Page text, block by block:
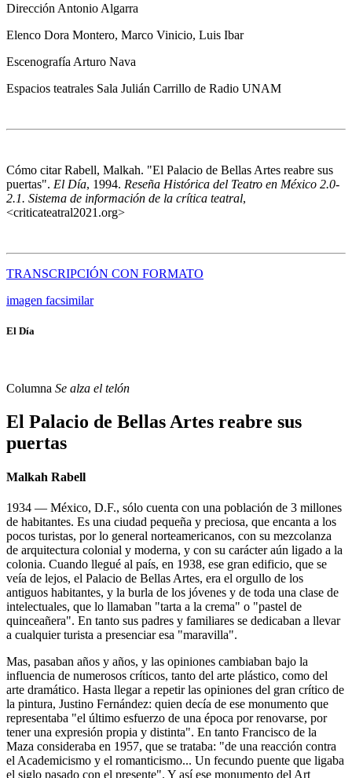
Dirección Antonio Algarra
Elenco Dora Montero, Marco Vinicio, Luis Ibar
Escenografía Arturo Nava
Espacios teatrales Sala Julián Carrillo de Radio UNAM
Cómo citarRabell, Malkah. "El Palacio de Bellas Artes reabre sus
puertas". El Día, 1994. Reseña Histórica del Teatro en México 2.0-
2.1. Sistema de información de la crítica teatral,
<criticateatral2021.org>
TRANSCRIPCIÓN CON FORMATO
imagen facsimilar
El Día
Columna Se alza el telón
El Palacio de Bellas Artes reabre sus
puertas
Malkah Rabell
1934 — México, D.F., sólo cuenta con una población de 3 millones
de habitantes. Es una ciudad pequeña y preciosa, que encanta a los
pocos turistas, por lo general norteamericanos, con su mezcolanza
de arquitectura colonial y moderna, y con su carácter aún ligado a la
colonia. Cuando llegué al país, en 1938, ese gran edificio, que se
veía de lejos, el Palacio de Bellas Artes, era el orgullo de los
antiguos habitantes, y la burla de los jóvenes y de toda una clase de
intelectuales, que lo llamaban "tarta a la crema" o "pastel de
quinceañera". En tanto sus padres y familiares se dedicaban a llevar
a cualquier turista a presenciar esa "maravilla".
Mas, pasaban años y años, y las opiniones cambiaban bajo la
influencia de numerosos críticos, tanto del arte plástico, como del
arte dramático. Hasta llegar a repetir las opiniones del gran crítico de
la pintura, Justino Fernández: quien decía de ese monumento que
representaba "el último esfuerzo de una época por renovarse, por
tener una expresión propia y distinta". En tanto Francisco de la
Maza consideraba en 1957, que se trataba: "de una reacción contra
el Academicismo y el romanticismo... Un fecundo puente que ligaba
el siglo pasado con el presente". Y así ese monumento del Art